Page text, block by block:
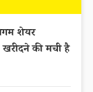
शेयर
खरीदने की मची है